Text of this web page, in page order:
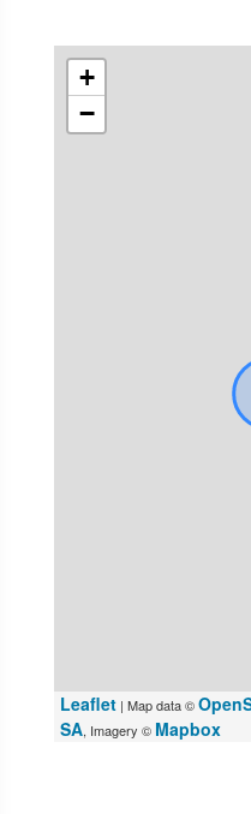
+
−
Leaflet | Map data ©
SA, Imagery © Mapbox